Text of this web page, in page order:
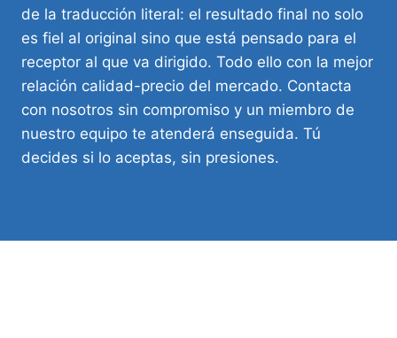
de la traducción literal: el resultado final no solo
es fiel al original sino que está pensado para el
receptor al que va dirigido. Todo ello con la mejor
relación calidad-precio del mercado. Contacta
con nosotros sin compromiso y un miembro de
nuestro equipo te atenderá enseguida. Tú
decides si lo aceptas, sin presiones.